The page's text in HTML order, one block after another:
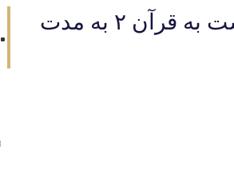
برنامه تلويزيونى "پرتو نور" شماره ۱۵۴۴ طالقاني و بازگشت به قرآن ۲ به مدت